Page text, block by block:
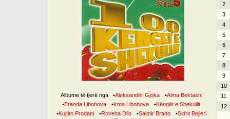
Albume të tjerë nga •Aleksandër Gjoka •Alma Bektashi
•Eranda Libohova •Irma Libohova •Këngët e Shekullit
•Kujtim Prodani •Rovena Dilo •Saimir Braho •Sidrit Bejleri
2
3
4
5
6
7
8
9
10
11
12